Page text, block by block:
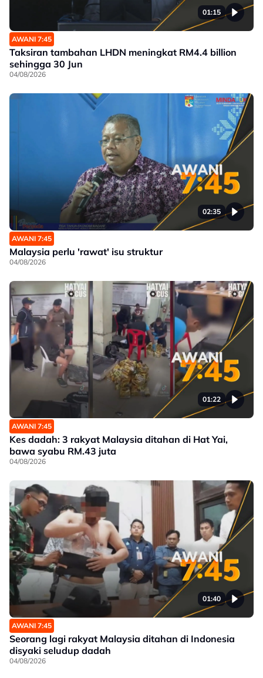
01:15
AWANI 7:45
Taksiran tambahan LHDN meningkat RM4.4 billion
sehingga 30 Jun
04/08/2026
02:35
AWANI 7:45
Malaysia perlu 'rawat' isu struktur
04/08/2026
01:22
AWANI 7:45
Kes dadah: 3 rakyat Malaysia ditahan di Hat Yai,
bawa syabu RM.43 juta
04/08/2026
01:40
AWANI 7:45
Seorang lagi rakyat Malaysia ditahan di Indonesia
disyaki seludup dadah
04/08/2026